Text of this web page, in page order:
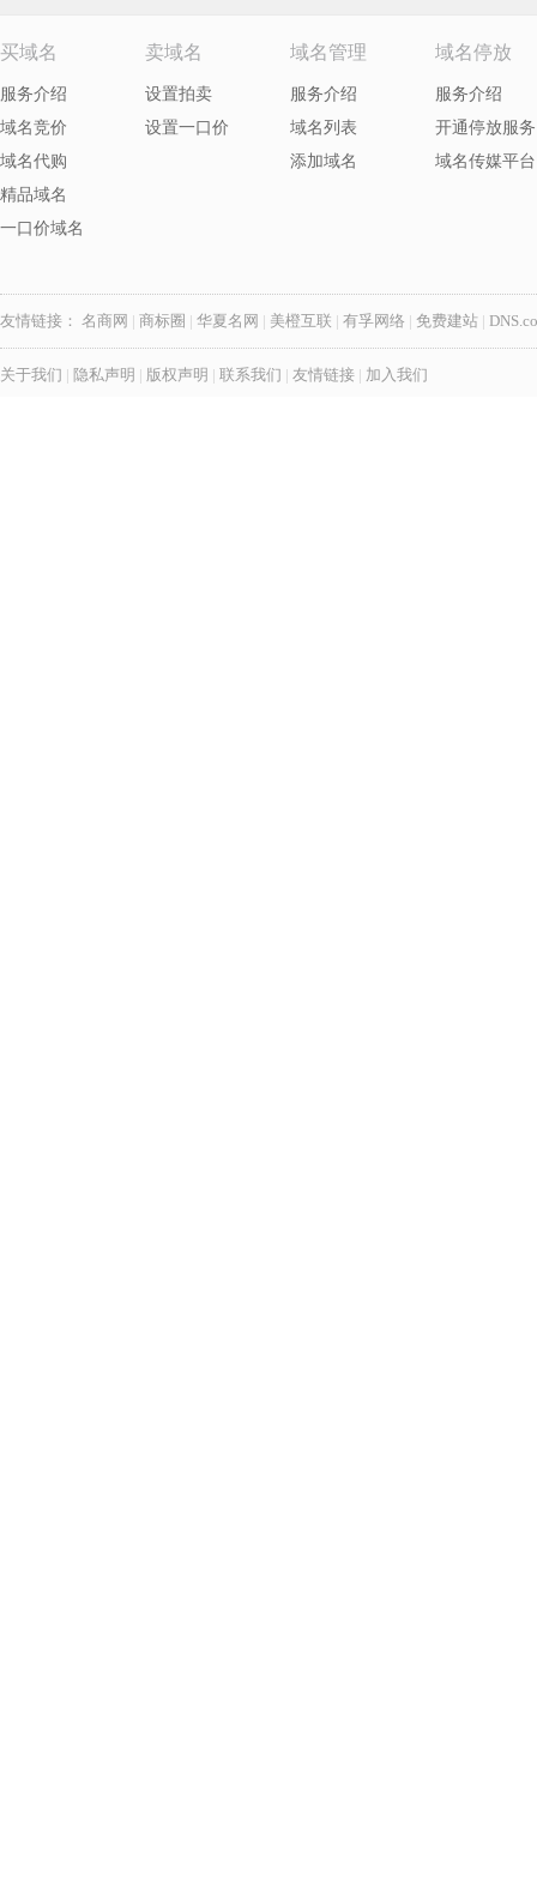
买域名
服务介绍
域名竞价
域名代购
精品域名
一口价域名
卖域名
设置拍卖
设置一口价
域名管理
服务介绍
域名列表
添加域名
域名停放
服务介绍
开通停放服务
域名传媒平台
友情链接： 名商网 | 商标圈 | 华夏名网 | 美橙互联 | 有孚网络 | 免费建站 |
关于我们 | 隐私声明 | 版权声明 | 联系我们 | 友情链接 | 加入我们